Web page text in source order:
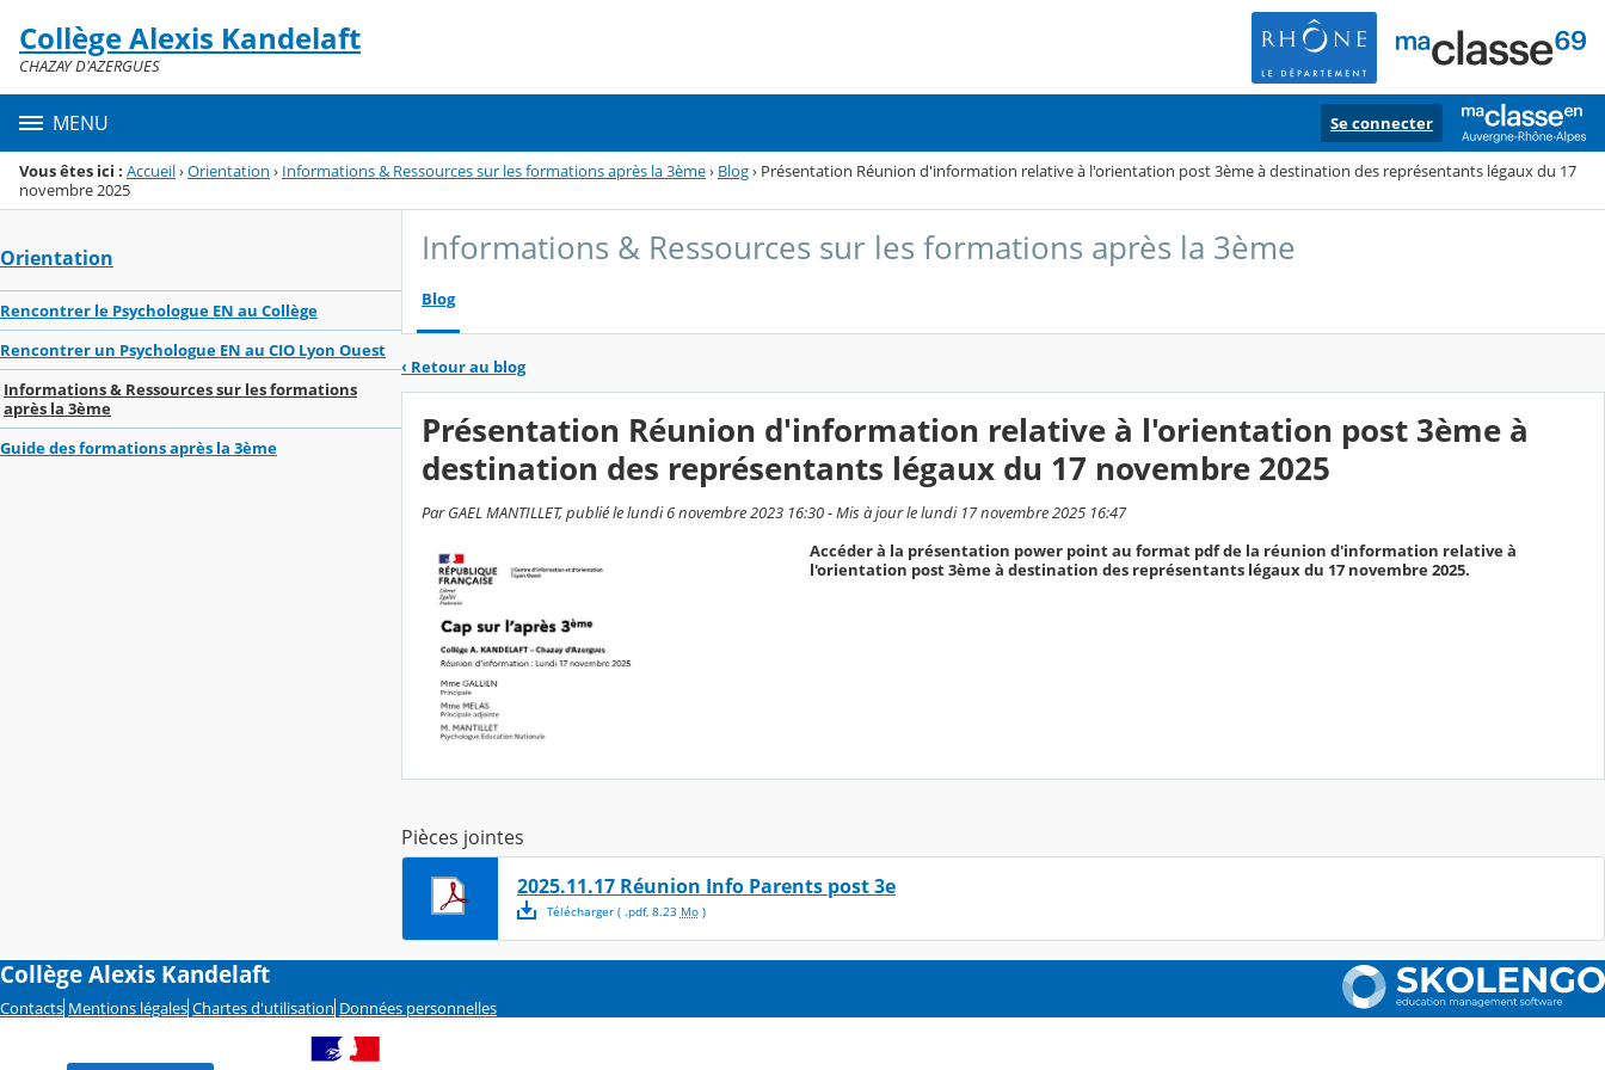
Menu de la rubrique
Contenu
Collège Alexis Kandelaft
CHAZAY D'AZERGUES
MENU Se connecter
Vous êtes ici : Accueil›Orientation › Informations & Ressources sur les formations après la 3ème› Blog› Présentation Réunion d'information relative à l'orientation post 3ème à destination des représentants légaux du 17
novembre 2025
Orientation
Rencontrer le Psychologue EN au Collège
Rencontrer un Psychologue EN au CIO Lyon Ouest
Informations & Ressources sur les formations
après la 3ème
Guide des formations après la 3ème
Informations & Ressources sur les formations après la 3ème
Blog
‹ Retour au blog
Présentation Réunion d'information relative à l'orientation post 3ème à
destination des représentants légaux du 17 novembre 2025
Par GAEL MANTILLET, publié le lundi 6 novembre 2023 16:30 - Mis à jour le lundi 17 novembre 2025 16:47
Accéder à la présentation power point au format pdf de la réunion d'information relative à
l'orientation post 3ème à destination des représentants légaux du 17 novembre 2025.
Pièces jointes
2025.11.17 Réunion Info Parents post 3e
Télécharger( .pdf, 8.23 Mo)
Collège Alexis Kandelaft
Contacts Mentions légales Chartes d'utilisation Données personnelles